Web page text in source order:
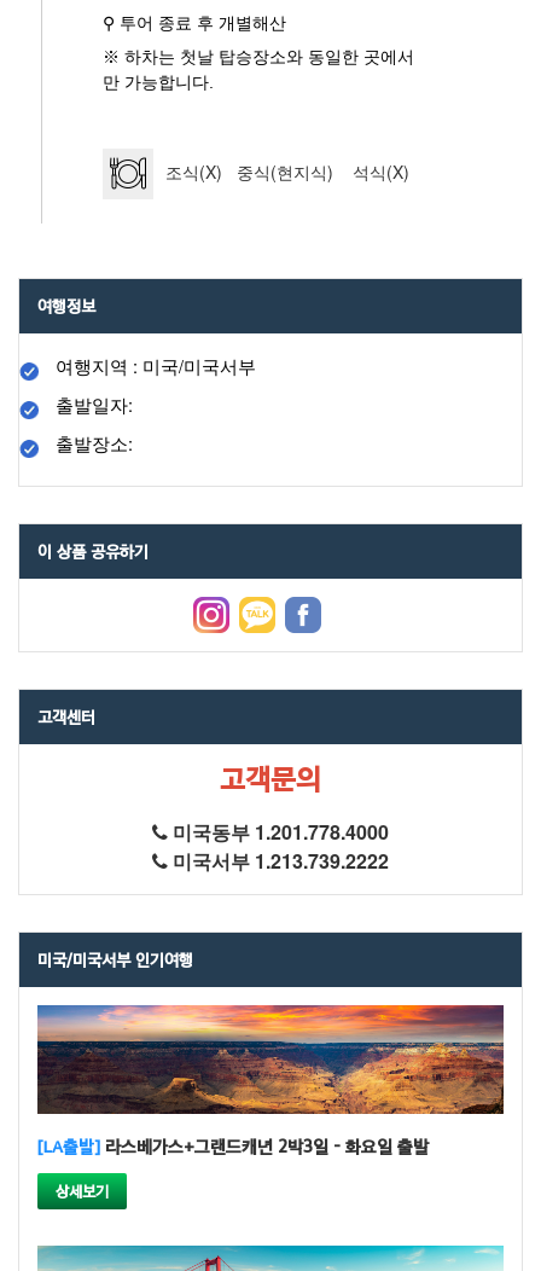
⚲ 투어 종료 후 개별해산
※ 하차는 첫날 탑승장소와 동일한 곳에서
만 가능합니다.
조식(X) 중식(현지식) 석식(X)
여행정보
여행지역 : 미국/미국서부
출발일자:
출발장소:
이 상품 공유하기
고객센터
고객문의
미국동부 1.201.778.4000
미국서부 1.213.739.2222
미국/미국서부 인기여행
[LA출발] 라스베가스+그랜드캐년 2박3일 - 화요일 출발
상세보기